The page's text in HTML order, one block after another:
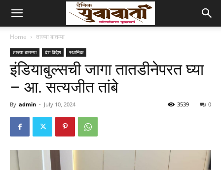
Home ताज्या बातम्या
ताज्या बातम्या देश-विदेश स्थानिक
इंडियाबुल्सची जागा तातडीनेपरत घ्या
– आ. सत्यजीत तांबे
By admin - July 10, 2024 0
3539